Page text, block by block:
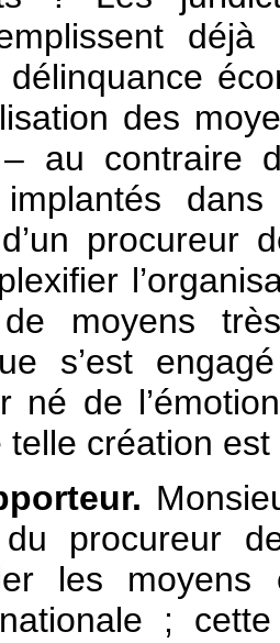
des
– au contraire
implantés
procureur
de moyens
s’est
né de
telle création est
du procureur
les
;